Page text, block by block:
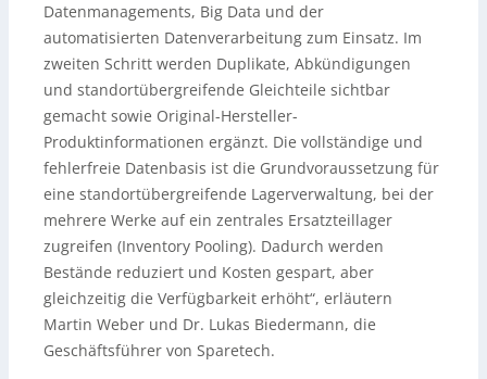
Datenmanagements, Big Data und der
automatisierten Datenverarbeitung zum Einsatz. Im
zweiten Schritt werden Duplikate, Abkündigungen
und standortübergreifende Gleichteile sichtbar
gemacht sowie Original-Hersteller-
Produktinformationen ergänzt. Die vollständige und
fehlerfreie Datenbasis ist die Grundvoraussetzung für
eine standortübergreifende Lagerverwaltung, bei der
mehrere Werke auf ein zentrales Ersatzteillager
zugreifen (Inventory Pooling). Dadurch werden
Bestände reduziert und Kosten gespart, aber
gleichzeitig die Verfügbarkeit erhöht“, erläutern
Martin Weber und Dr. Lukas Biedermann, die
Geschäftsführer von Sparetech.